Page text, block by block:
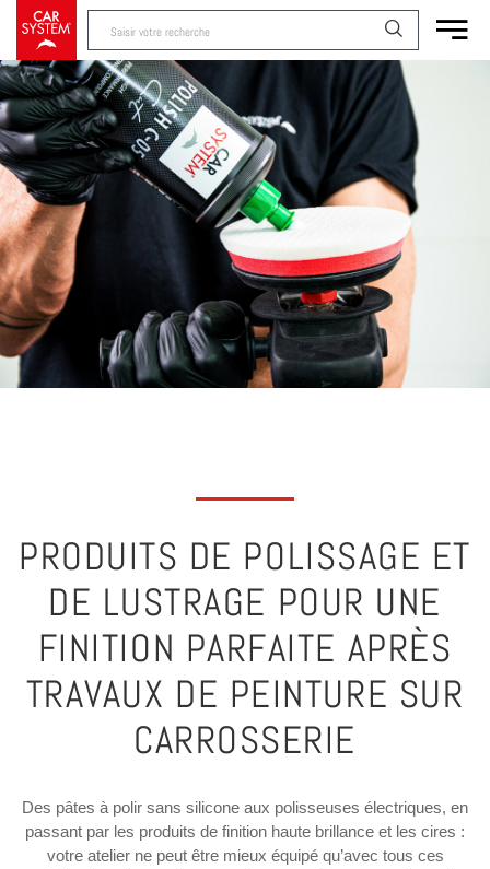
PRODUITS DE POLISSAGE ET
DE LUSTRAGE POUR UNE
FINITION PARFAITE APRÈS
TRAVAUX DE PEINTURE SUR
CARROSSERIE
Des pâtes à polir sans silicone aux polisseuses électriques, en
passant par les produits de finition haute brillance et les cires :
votre atelier ne peut être mieux équipé qu’avec tous ces